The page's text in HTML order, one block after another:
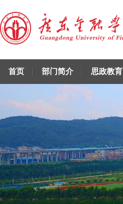
首页 部门简介 思政教育